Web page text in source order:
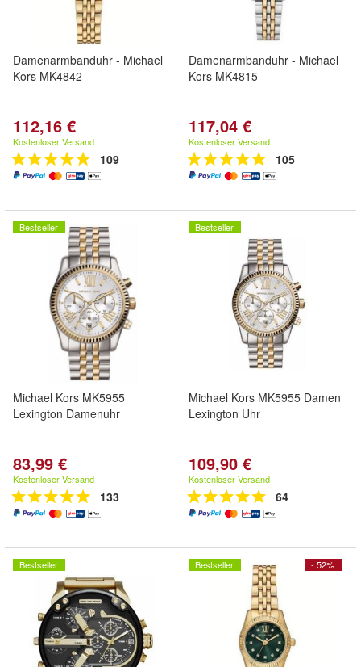
Damenarmbanduhr - Michael
Kors MK4842
112,16 €
Kostenloser Versand
109
Damenarmbanduhr - Michael
Kors MK4815
117,04 €
Kostenloser Versand
105
Bestseller
Michael Kors MK5955
Lexington Damenuhr
83,99 €
Kostenloser Versand
133
Bestseller
Michael Kors MK5955 Damen
Lexington Uhr
109,90 €
Kostenloser Versand
64
Bestseller - 52%
Bestseller